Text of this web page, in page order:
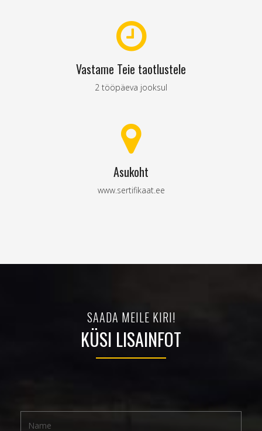
Vastame Teie taotlustele
2 tööpäeva jooksul
Asukoht
www.sertifikaat.ee
SAADA MEILE KIRI!
KÜSI LISAINFOT